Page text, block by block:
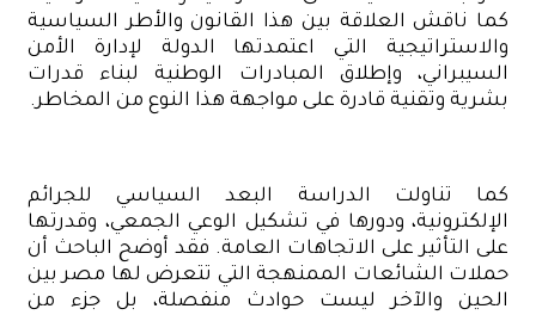
كما ناقش العلاقة بين هذا القانون والأطر السياسية
والاستراتيجية التي اعتمدتها الدولة لإدارة الأمن
السيبراني، وإطلاق المبادرات الوطنية لبناء قدرات
بشرية وتقنية قادرة على مواجهة هذا النوع من المخاطر.
كما تناولت الدراسة البعد السياسي للجرائم
الإلكترونية، ودورها في تشكيل الوعي الجمعي، وقدرتها
على التأثير على الاتجاهات العامة. فقد أوضح الباحث أن
حملات الشائعات الممنهجة التي تتعرض لها مصر بين
الحين والآخر ليست حوادث منفصلة، بل جزء من